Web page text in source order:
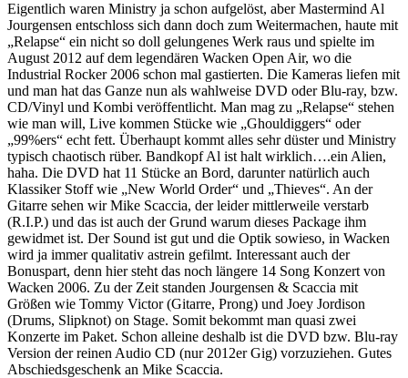
Eigentlich waren Ministry ja schon aufgelöst, aber Mastermind Al
Jourgensen entschloss sich dann doch zum Weitermachen, haute mit
„Relapse“ ein nicht so doll gelungenes Werk raus und spielte im
August 2012 auf dem legendären Wacken Open Air, wo die
Industrial Rocker 2006 schon mal gastierten. Die Kameras liefen mit
und man hat das Ganze nun als wahlweise DVD oder Blu-ray, bzw.
CD/Vinyl und Kombi veröffentlicht. Man mag zu „Relapse“ stehen
wie man will, Live kommen Stücke wie „Ghouldiggers“ oder
„99%ers“ echt fett. Überhaupt kommt alles sehr düster und Ministry
typisch chaotisch rüber. Bandkopf Al ist halt wirklich….ein Alien,
haha. Die DVD hat 11 Stücke an Bord, darunter natürlich auch
Klassiker Stoff wie „New World Order“ und „Thieves“. An der
Gitarre sehen wir Mike Scaccia, der leider mittlerweile verstarb
(R.I.P.) und das ist auch der Grund warum dieses Package ihm
gewidmet ist. Der Sound ist gut und die Optik sowieso, in Wacken
wird ja immer qualitativ astrein gefilmt. Interessant auch der
Bonuspart, denn hier steht das noch längere 14 Song Konzert von
Wacken 2006. Zu der Zeit standen Jourgensen & Scaccia mit
Größen wie Tommy Victor (Gitarre, Prong) und Joey Jordison
(Drums, Slipknot) on Stage. Somit bekommt man quasi zwei
Konzerte im Paket. Schon alleine deshalb ist die DVD bzw. Blu-ray
Version der reinen Audio CD (nur 2012er Gig) vorzuziehen. Gutes
Abschiedsgeschenk an Mike Scaccia.